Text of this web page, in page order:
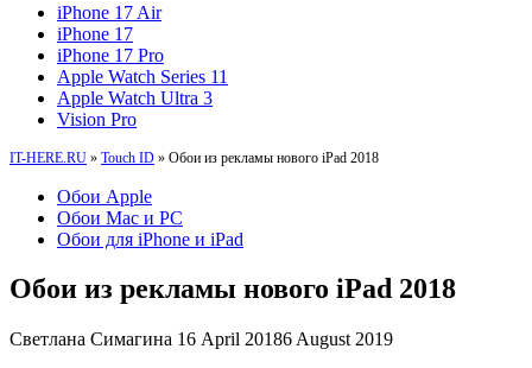
iPhone 17 Air
iPhone 17
iPhone 17 Pro
Apple Watch Series 11
Apple Watch Ultra 3
Vision Pro
IT-HERE.RU » Touch ID » Обои из рекламы нового iPad 2018
Обои Apple
Обои Mac и PC
Обои для iPhone и iPad
Обои из рекламы нового iPad 2018
Светлана Симагина 16 April 20186 August 2019